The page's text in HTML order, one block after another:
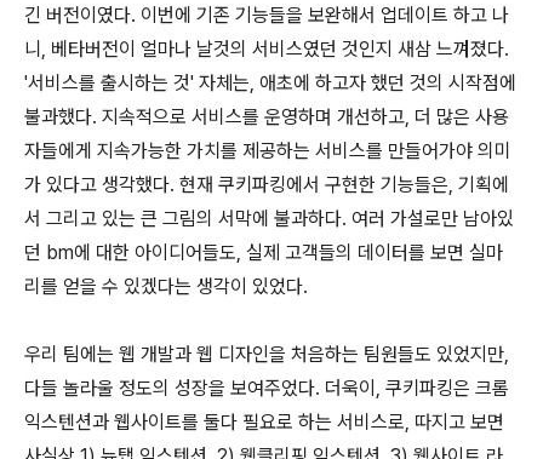
긴 버전이였다. 이번에 기존 기능들을 보완해서 업데이트 하고 나
니, 베타버전이 얼마나 날것의 서비스였던 것인지 새삼 느껴졌다.
'서비스를 출시하는 것' 자체는, 애초에 하고자 했던 것의 시작점에
불과했다. 지속적으로 서비스를 운영하며 개선하고, 더 많은 사용
자들에게 지속가능한 가치를 제공하는 서비스를 만들어가야 의미
가 있다고 생각했다. 현재 쿠키파킹에서 구현한 기능들은, 기획에
서 그리고 있는 큰 그림의 서막에 불과하다. 여러 가설로만 남아있
던 bm에 대한 아이디어들도, 실제 고객들의 데이터를 보면 실마
리를 얻을 수 있겠다는 생각이 있었다.
우리 팀에는 웹 개발과 웹 디자인을 처음하는 팀원들도 있었지만,
다들 놀라울 정도의 성장을 보여주었다. 더욱이, 쿠키파킹은 크롬
익스텐션과 웹사이트를 둘다 필요로 하는 서비스로, 따지고 보면